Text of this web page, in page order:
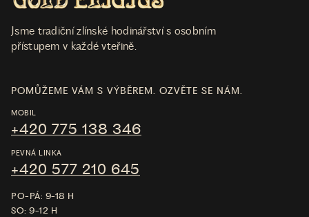
Jsme tradiční zlínské hodinářství s osobním
přístupem v každé vteřině.
POMŮŽEME VÁM S VÝBĚREM. OZVĚTE SE NÁM.
MOBIL
+420 775 138 346
PEVNÁ LINKA
+420 577 210 645
PO-PÁ: 9-18 H
SO: 9-12 H